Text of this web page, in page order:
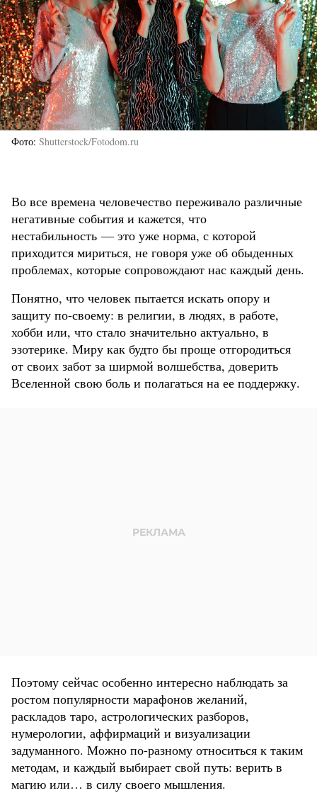
Фото Shutterstock/Fotodom.ru
Во все времена человечество переживало различные
негативные события и кажется, что
нестабильность — это уже норма, с которой
приходится мириться, не говоря уже об обыденных
проблемах, которые сопровождают нас каждый день.
Понятно, что человек пытается искать опору и
защиту по-своему: в религии, в людях, в работе,
хобби или, что стало значительно актуально, в
эзотерике. Миру как будто бы проще отгородиться
от своих забот за ширмой волшебства, доверить
Вселенной свою боль и полагаться на ее поддержку.
Поэтому сейчас особенно интересно наблюдать за
ростом популярности марафонов желаний,
раскладов таро, астрологических разборов,
нумерологии, аффирмаций и визуализации
задуманного. Можно по-разному относиться к таким
методам, и каждый выбирает свой путь: верить в
магию или… в силу своего мышления.